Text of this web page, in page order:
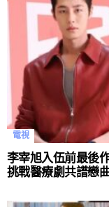
電視
李宰旭入伍前最後
挑戰醫療劇共譜戀